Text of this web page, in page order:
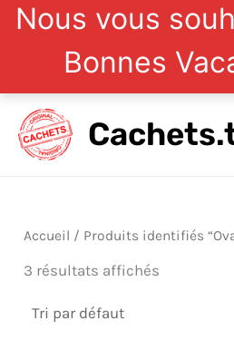
Nous vous
Bonnes
contenu
Accueil / Produits identifiés
3 résultats affichés